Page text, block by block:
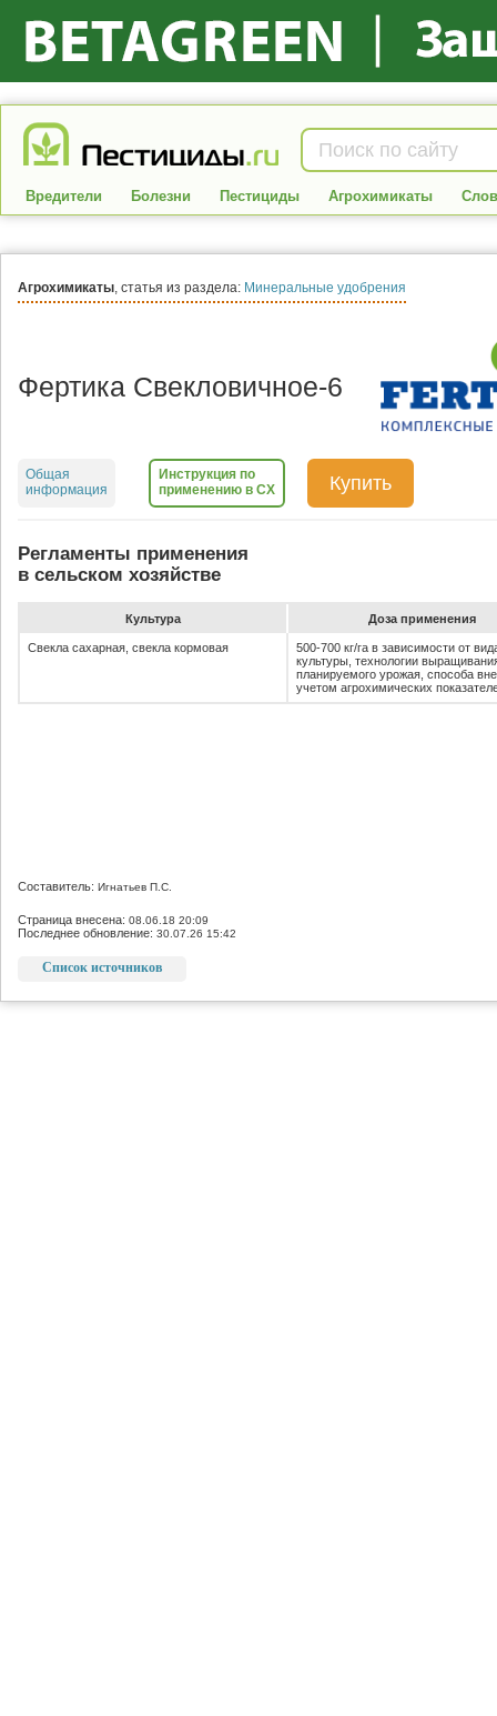
Вредители Болезни Пестициды Агрохимикаты
Агрохимикаты, статья из раздела: Минеральные удобрения
Фертика Свекловичное-6
Общая
информация
Инструкция по
применению в СХ
Купить
Регламенты применения
в сельском хозяйстве
Культура До­за при­ме­не­ния
Свекла сахарная, свекла кормовая
500-700 кг/га в зависимости от
культуры, технологии
планируемого урожая, способа
учетом агрохимических
Составитель: Игнатьев П.С.
Страница внесена: 08.06.18 20:09
Последнее обновление: 30.07.26 15:42
Список источников